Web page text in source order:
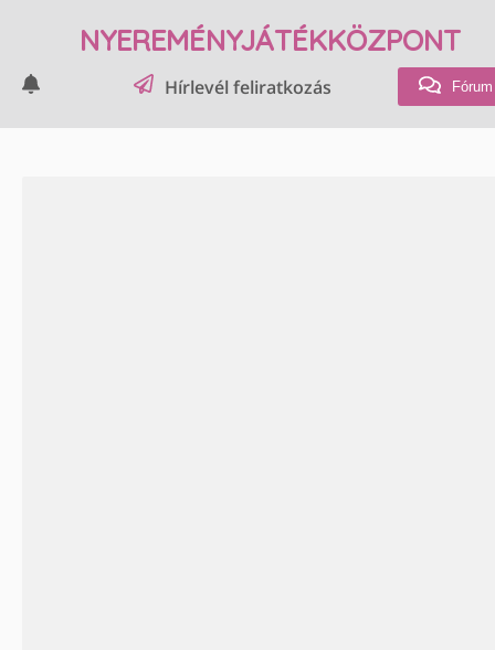
NYEREMÉNYJÁTÉKKÖZPONT
Hírlevél feliratkozás Fórum